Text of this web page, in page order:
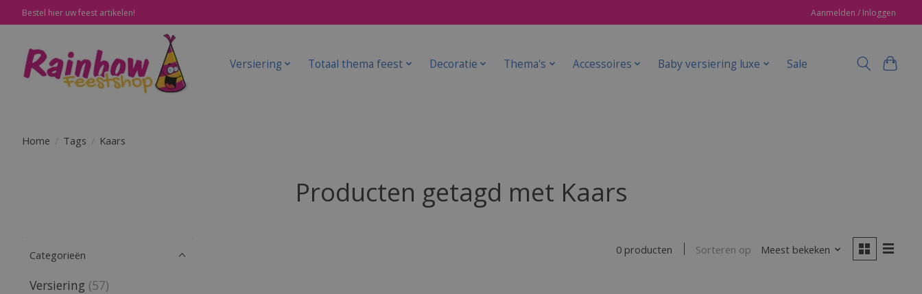
Bestel hier uw feest artikelen! Aanmelden / Inloggen
Versiering Totaal thema feest Decoratie Thema's Accessoires Baby versiering luxe Sale
Home / Tags / Kaars
Producten getagd met Kaars
Categorieën
Versiering (57)
0 producten Sorteren op Meest bekeken